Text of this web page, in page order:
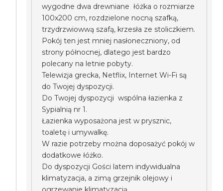
wygodne dwa drewniane łóżka o rozmiarze
100x200 cm, rozdzielone nocną szafką,
trzydrzwiowwą szafą, krzesła ze stoliczkiem.
Pokój ten jest mniej nasłoneczniony, od
strony północnej, dlatego jest bardzo
polecany na letnie pobyty.
Telewizja grecka, Netflix, Internet Wi-Fi są
do Twojej dyspozycji.
Do Twojej dyspozycji wspólna łazienka z
Sypialnią nr 1.
Łazienka wyposażona jest w prysznic,
toaletę i umywalkę.
W razie potrzeby można doposażyć pokój w
dodatkowe łóżko.
Do dyspozycji Gości latem indywidualna
klimatyzacja, a zimą grzejnik olejowy i